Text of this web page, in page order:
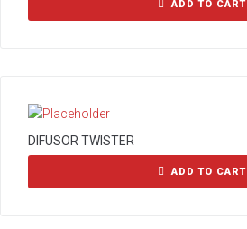
ADD TO CART
DIFUSOR TWISTER
ADD TO CART